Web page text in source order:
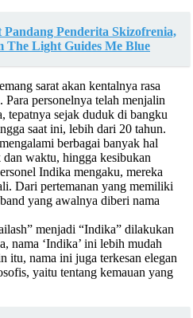
Penderita Skizofrenia,
Light Guides Me Blue
sarat akan kentalnya rasa
Para personelnya telah menjalin
tepatnya sejak duduk di bangku
saat ini, lebih dari 20 tahun.
berbagai banyak hal
dan waktu, hingga kesibukan
Indika mengaku, mereka
Dari pertemanan yang memiliki
yang awalnya diberi nama
menjadi “Indika” dilakukan
nama ‘Indika’ ini lebih mudah
itu, nama ini juga terkesan elegan
yaitu tentang kemauan yang